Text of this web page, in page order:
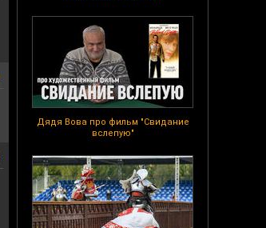
Дядя Вова про фильм "Свидание
вслепую"